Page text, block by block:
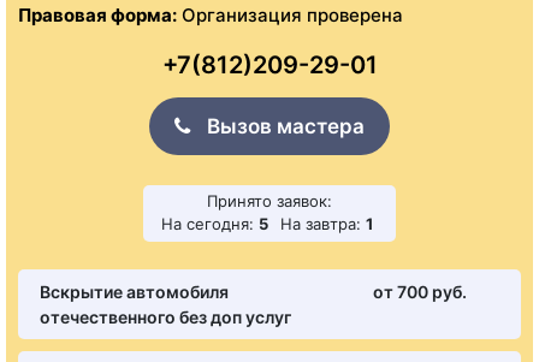
Правовая форма: Организация проверена
+7(812)209-29-01
Вызов мастера
Принято заявок:
На сегодня: 5 На завтра: 1
Вскрытие автомобиля
отечественного без доп услуг
от 700 pуб.